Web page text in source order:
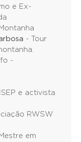
e Ex-
- Tour
-
e activista
RWSW
em